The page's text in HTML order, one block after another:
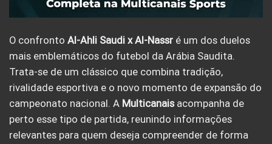
O confronto Al-Ahli Saudi x Al-Nassr é um dos duelos
mais emblemáticos do futebol da Arábia Saudita.
Trata-se de um clássico que combina tradição,
rivalidade esportiva e o novo momento de expansão do
campeonato nacional. A Multicanaisacompanha de
perto esse tipo de partida, reunindo informações
relevantes para quem deseja compreender de forma